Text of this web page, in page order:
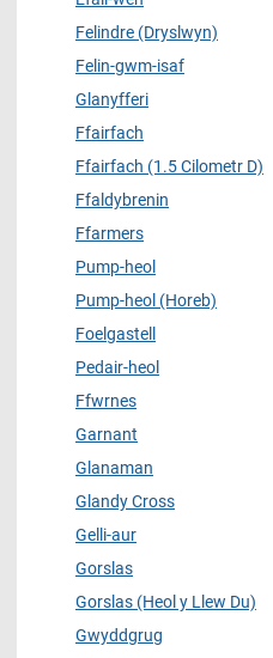
Felindre (Dryslwyn)
Felin-gwm-isaf
Glanyfferi
Ffairfach
Ffairfach (1.5 Cilometr D)
Ffaldybrenin
Ffarmers
Pump-heol
Pump-heol (Horeb)
Foelgastell
Pedair-heol
Ffwrnes
Garnant
Glanaman
Glandy Cross
Gelli-aur
Gorslas
Gorslas (Heol y Llew Du)
Gwyddgrug